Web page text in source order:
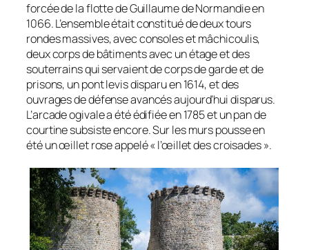
forcée de la flotte de Guillaume de Normandie en
1066. L’ensemble était constitué de deux tours
rondes massives, avec consoles et mâchicoulis,
deux corps de bâtiments avec un étage et des
souterrains qui servaient de corps de garde et de
prisons, un pont levis disparu en 1614, et des
ouvrages de défense avancés aujourd’hui disparus.
L’arcade ogivale a été édifiée en 1785 et un pan de
courtine subsiste encore. Sur les murs pousse en
été un œillet rose appelé « l’œillet des croisades ».